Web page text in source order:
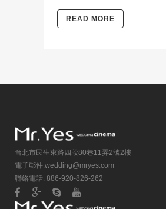
READ MORE
台北市民生東路四段80巷11弄2號2樓
電子郵件:wedding@mryes.com
聯絡電話: 886-920-826-262